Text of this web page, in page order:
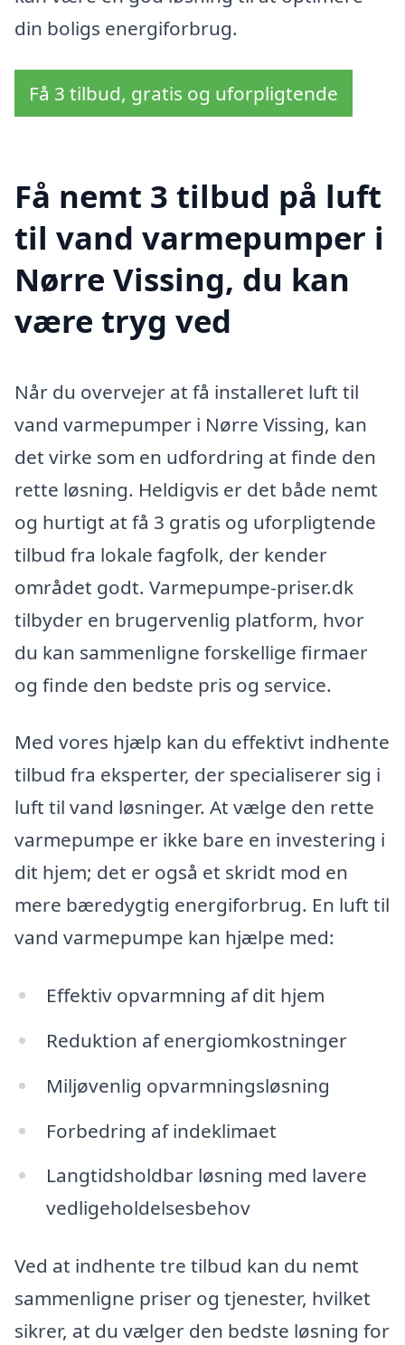
din boligs energiforbrug.
Få 3 tilbud, gratis og uforpligtende
Få nemt 3 tilbud på luft
til vand varmepumper i
Nørre Vissing, du kan
være tryg ved
Når du overvejer at få installeret luft til
vand varmepumper i Nørre Vissing, kan
det virke som en udfordring at finde den
rette løsning. Heldigvis er det både nemt
og hurtigt at få 3 gratis og uforpligtende
tilbud fra lokale fagfolk, der kender
området godt. Varmepumpe-priser.dk
tilbyder en brugervenlig platform, hvor
du kan sammenligne forskellige firmaer
og finde den bedste pris og service.
Med vores hjælp kan du effektivt indhente
tilbud fra eksperter, der specialiserer sig i
luft til vand løsninger. At vælge den rette
varmepumpe er ikke bare en investering i
dit hjem; det er også et skridt mod en
mere bæredygtig energiforbrug. En luft til
vand varmepumpe kan hjælpe med:
Effektiv opvarmning af dit hjem
Reduktion af energiomkostninger
Miljøvenlig opvarmningsløsning
Forbedring af indeklimaet
Langtidsholdbar løsning med lavere
vedligeholdelsesbehov
Ved at indhente tre tilbud kan du nemt
sammenligne priser og tjenester, hvilket
sikrer, at du vælger den bedste løsning for